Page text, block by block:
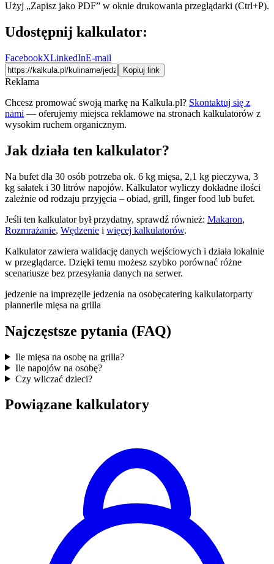
Użyj „Zapisz jako PDF” w oknie drukowania przeglądarki (Ctrl+P).
Udostępnij kalkulator:
FacebookXLinkedInE-mail
Kopiuj link
Reklama
Chcesz promować swoją markę na Kalkula.pl? Skontaktuj się z
nami — oferujemy miejsca reklamowe na stronach kalkulatorów z
wysokim ruchem organicznym.
Jak działa ten kalkulator?
Na bufet dla 30 osób potrzeba ok. 6 kg mięsa, 2,1 kg pieczywa, 3
kg sałatek i 30 litrów napojów. Kalkulator wyliczy dokładne ilości
zależnie od rodzaju przyjęcia – obiad, grill, finger food lub bufet.
Jeśli ten kalkulator był przydatny, sprawdź również: Makaron,
Rozmrażanie, Wędzenie i więcej kalkulatorów.
Kalkulator zawiera walidację danych wejściowych i działa lokalnie
w przeglądarce. Dzięki temu możesz szybko porównać różne
scenariusze bez przesyłania danych na serwer.
jedzenie na imprezęile jedzenia na osobęcatering kalkulatorparty
plannerile mięsa na grilla
Najczęstsze pytania (FAQ)
Ile mięsa na osobę na grilla?
Ile napojów na osobę?
Czy wliczać dzieci?
Powiązane kalkulatory